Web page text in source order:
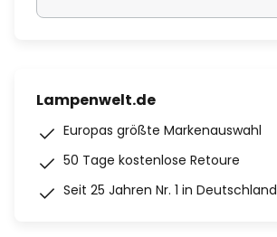
Lampenwelt.de
Europas größte Markenauswahl
50 Tage kostenlose Retoure
Seit 25 Jahren Nr. 1 in Deutschland